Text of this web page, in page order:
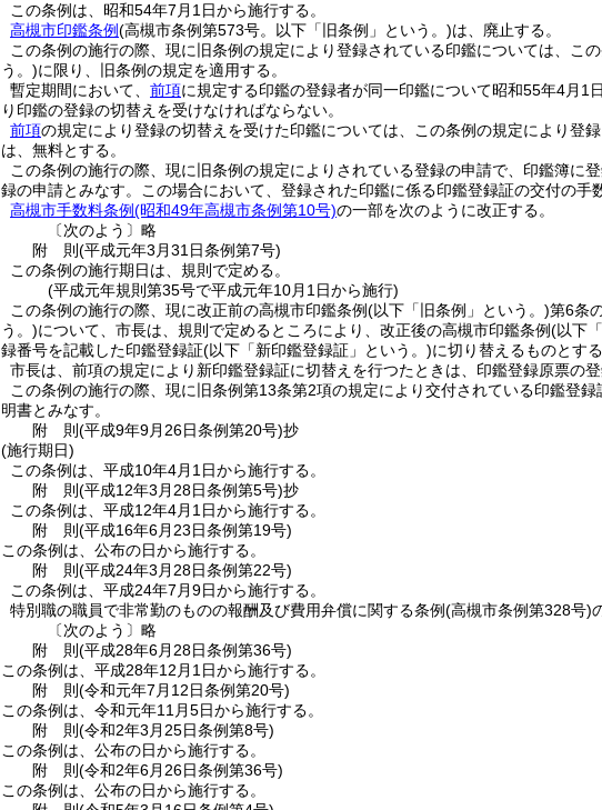
この条例は、昭和54年7月1日から施行する。
高槻市印鑑条例(高槻市条例第573号。以下「旧条例」という。)は、廃止する。
この条例の施行の際、現に旧条例の規定により登録されている印鑑については、こ
う。)に限り、旧条例の規定を適用する。
暫定期間において、 前項に規定する印鑑の登録者が同一印鑑について昭和55年4月1
り印鑑の登録の切替えを受けなければならない。
前項の規定により登録の切替えを受けた印鑑については、この条例の規定により登録
は、無料とする。
この条例の施行の際、現に旧条例の規定によりされている登録の申請で、印鑑簿に
録の申請とみなす。
この場合において、登録された印鑑に係る印鑑登録証の交付の手
高槻市手数料条例(昭和49年高槻市条例第10号)の一部を次のように改正する。
〔次のよう〕略
附 則(平成元年3月31日条例第7号)
この条例の施行期日は、規則で定める。
(平成元年規則第35号で平成元年10月1日から施行)
この条例の施行の際、現に改正前の高槻市印鑑条例(以下「旧条例」という。)第6条
う。)について、市長は、規則で定めるところにより、改正後の高槻市印鑑条例(以下
録番号を記載した印鑑登録証(以下「新印鑑登録証」という。)に切り替えるものとする
市長は、前項の規定により新印鑑登録証に切替えを行つたときは、印鑑登録原票の
この条例の施行の際、現に旧条例第13条第2項の規定により交付されている印鑑登
明書とみなす。
附 則(平成9年9月26日条例第20号)抄
(施行期日)
この条例は、平成10年4月1日から施行する。
附 則(平成12年3月28日条例第5号)抄
この条例は、平成12年4月1日から施行する。
附 則(平成16年6月23日条例第19号)
この条例は、公布の日から施行する。
附 則(平成24年3月28日条例第22号)
この条例は、平成24年7月9日から施行する。
特別職の職員で非常勤のものの報酬及び費用弁償に関する条例(高槻市条例第328号)
〔次のよう〕略
附 則(平成28年6月28日条例第36号)
この条例は、平成28年12月1日から施行する。
附 則(令和元年7月12日条例第20号)
この条例は、令和元年11月5日から施行する。
附 則(令和2年3月25日条例第8号)
この条例は、公布の日から施行する。
附 則(令和2年6月26日条例第36号)
この条例は、公布の日から施行する。